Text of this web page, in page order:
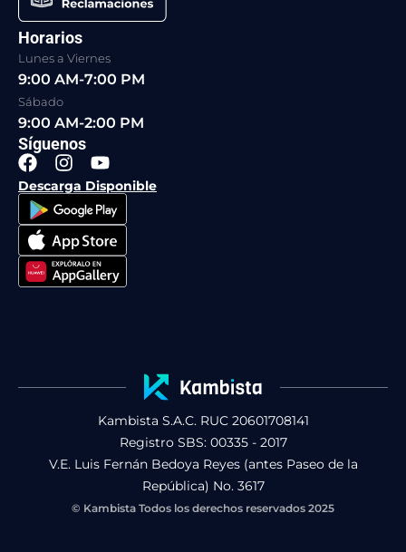
Horarios
Lunes a Viernes
9:00 AM-7:00 PM
Sábado
9:00 AM-2:00 PM
Síguenos
F
a
c
e
b
o
o
k
I
n
s
t
a
g
r
a
Y
o
u
t
u
b
e
Descarga Disponible
Kambista S.A.C. RUC 20601708141
Registro SBS: 00335 - 2017
V.E. Luis Fernán Bedoya Reyes (antes Paseo de la
República) No. 3617
© Kambista Todos los derechos reservados 2025